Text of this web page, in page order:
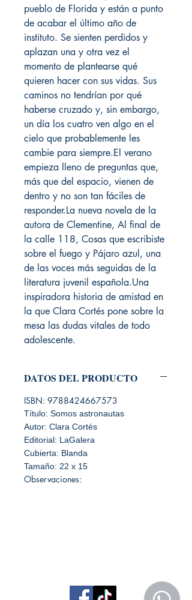
pueblo de Florida y están a punto
de acabar el último año de
instituto. Se sienten perdidos y
aplazan una y otra vez el
momento de plantearse qué
quieren hacer con sus vidas. Sus
caminos no tendrían por qué
haberse cruzado y, sin embargo,
un día los cuatro ven algo en el
cielo que probablemente les
cambie para siempre.El verano
empieza lleno de preguntas que,
más que del espacio, vienen de
dentro y no son tan fáciles de
responder.La nueva novela de la
autora de Clementine, Al final de
la calle 118, Cosas que escribiste
sobre el fuego y Pájaro azul, una
de las voces más seguidas de la
literatura juvenil española.Una
inspiradora historia de amistad en
la que Clara Cortés pone sobre la
mesa las dudas vitales de todo
adolescente.
DATOS DEL PRODUCTO
ISBN: 9788424667573
Título: Somos astronautas
Autor: Clara Cortés
Editorial: LaGalera
Cubierta: Blanda
Tamaño: 22 x 15
Observaciones: